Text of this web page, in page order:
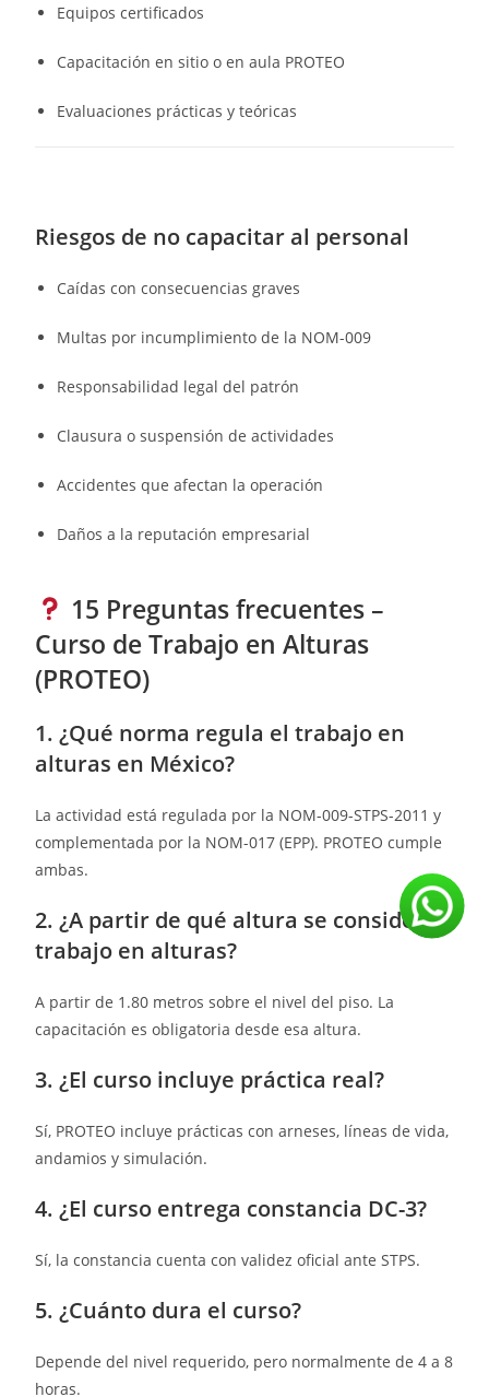
Equipos certificados
Capacitación en sitio o en aula PROTEO
Evaluaciones prácticas y teóricas
Riesgos de no capacitar al personal
Caídas con consecuencias graves
Multas por incumplimiento de la NOM-009
Responsabilidad legal del patrón
Clausura o suspensión de actividades
Accidentes que afectan la operación
Daños a la reputación empresarial
15 Preguntas frecuentes –
Curso de Trabajo en Alturas
(PROTEO)
1. ¿Qué norma regula el trabajo en
alturas en México?
La actividad está regulada por la NOM-009-STPS-2011 y
complementada por la NOM-017 (EPP). PROTEO cumple
ambas.
2. ¿A partir de qué altura se considera
trabajo en alturas?
A partir de 1.80 metros sobre el nivel del piso. La
capacitación es obligatoria desde esa altura.
3. ¿El curso incluye práctica real?
Sí, PROTEO incluye prácticas con arneses, líneas de vida,
andamios y simulación.
4. ¿El curso entrega constancia DC-3?
Sí, la constancia cuenta con validez oficial ante STPS.
5. ¿Cuánto dura el curso?
Depende del nivel requerido, pero normalmente de 4 a 8
horas.